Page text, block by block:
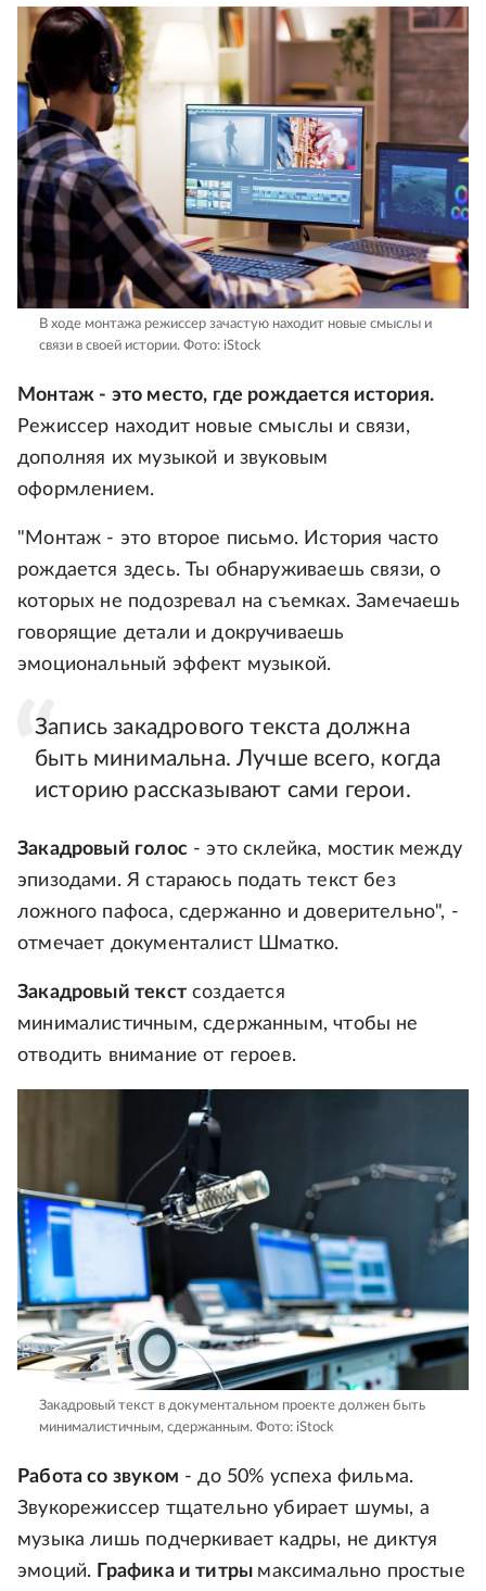
В ходе монтажа режиссер зачастую находит новые смыслы и
связи в своей истории. Фото: iStock
Монтаж - это место, где рождается история.
Режиссер находит новые смыслы и связи,
дополняя их музыкой и звуковым
оформлением.
"Монтаж - это второе письмо. История часто
рождается здесь. Ты обнаруживаешь связи, о
которых не подозревал на съемках. Замечаешь
говорящие детали и докручиваешь
эмоциональный эффект музыкой.
Запись закадрового текста должна
быть минимальна. Лучше всего, когда
историю рассказывают сами герои.
Закадровый голос- это склейка, мостик между
эпизодами. Я стараюсь подать текст без
ложного пафоса, сдержанно и доверительно", -
отмечает документалист Шматко.
Закадровый текстсоздается
минималистичным, сдержанным, чтобы не
отводить внимание от героев.
Закадровый текст в документальном проекте должен быть
минималистичным, сдержанным. Фото: iStock
Работа со звуком - до 50% успеха фильма.
Звукорежиссер тщательно убирает шумы, а
музыка лишь подчеркивает кадры, не диктуя
эмоций. Графика и титры максимально простые